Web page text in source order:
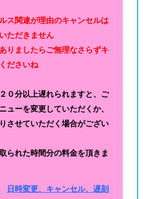
ス関連が理由のキャンセルは
ただきません
りましたらご無理なさらずキ
ださいね
０分以上遅れられますと、ご
ューを変更していただくか、
させていただく場合がござい
られた時間分の料金を頂きま
日時変更、キャンセル、遅刻